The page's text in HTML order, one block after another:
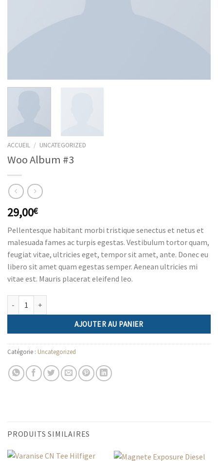
ACCUEIL / UNCATEGORIZED
Woo Album #3
29,00€
Pellentesque habitant morbi tristique senectus et netus et
malesuada fames ac turpis egestas. Vestibulum tortor quam,
feugiat vitae, ultricies eget, tempor sit amet, ante. Donec eu
libero sit amet quam egestas semper. Aenean ultricies mi
vitae est. Mauris placerat eleifend leo.
AJOUTER AU PANIER
Catégorie : Uncategorized
PRODUITS SIMILAIRES